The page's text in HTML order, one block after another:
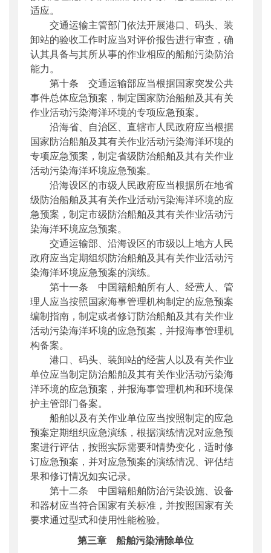
适应。
交通运输主管部门依法开展港口、码头、装
卸站的验收工作时应当对评价报告进行审查，确
认其具备与其所从事的作业相应的船舶污染防治
能力。
第十条 交通运输部应当根据国家突发公共
事件总体应急预案，制定国家防治船舶及其有关
作业活动污染海洋环境的专项应急预案。
沿海省、自治区、直辖市人民政府应当根据
国家防治船舶及其有关作业活动污染海洋环境的
专项应急预案，制定省级防治船舶及其有关作业
活动污染海洋环境应急预案。
沿海设区的市级人民政府应当根据所在地省
级防治船舶及其有关作业活动污染海洋环境的应
急预案，制定市级防治船舶及其有关作业活动污
染海洋环境应急预案。
交通运输部、沿海设区的市级以上地方人民
政府应当定期组织防治船舶及其有关作业活动污
染海洋环境应急预案的演练。
第十一条 中国籍船舶所有人、经营人、管
理人应当按照国家海事管理机构制定的应急预案
编制指南，制定或者修订防治船舶及其有关作业
活动污染海洋环境的应急预案，并报海事管理机
构备案。
港口、码头、装卸站的经营人以及有关作业
单位应当制定防治船舶及其有关作业活动污染海
洋环境的应急预案，并报海事管理机构和环境保
护主管部门备案。
船舶以及有关作业单位应当按照制定的应急
预案定期组织应急演练，根据演练情况对应急预
案进行评估，按照实际需要和情势变化，适时修
订应急预案，并对应急预案的演练情况、评估结
果和修订情况如实记录。
第十二条 中国籍船舶防治污染设施、设备
和器材应当符合国家有关标准，并按照国家有关
要求通过型式和使用性能检验。
第三章 船舶污染清除单位